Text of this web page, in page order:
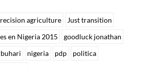
agriculture
Just transition
en Nigeria 2015
goodluck jonathan
nigeria pdp
politica